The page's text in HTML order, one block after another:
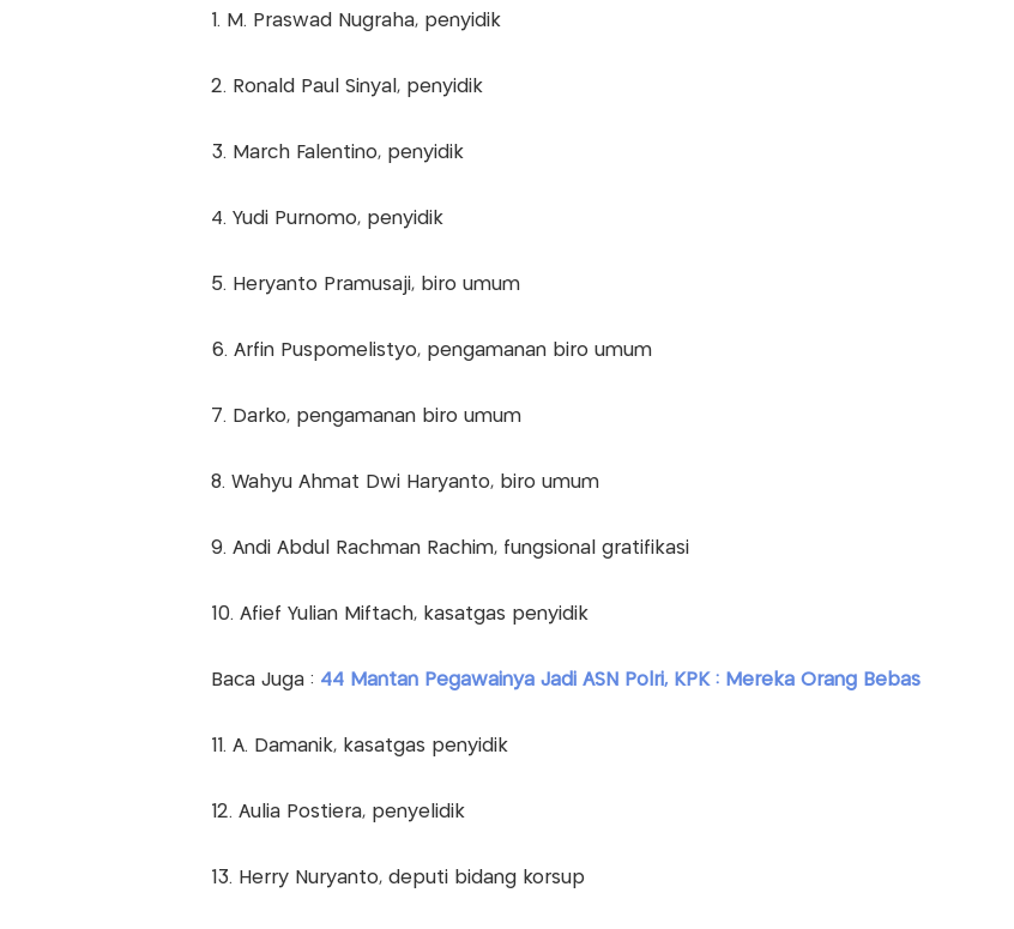
1. M. Praswad Nugraha, penyidik
2. Ronald Paul Sinyal, penyidik
3. March Falentino, penyidik
4. Yudi Purnomo, penyidik
5. Heryanto Pramusaji, biro umum
6. Arfin Puspomelistyo, pengamanan biro umum
7. Darko, pengamanan biro umum
8. Wahyu Ahmat Dwi Haryanto, biro umum
9. Andi Abdul Rachman Rachim, fungsional gratifikasi
10. Afief Yulian Miftach, kasatgas penyidik
Baca Juga : 44 Mantan Pegawainya Jadi ASN Polri, KPK : Mereka Orang Bebas
11. A. Damanik, kasatgas penyidik
12. Aulia Postiera, penyelidik
13. Herry Nuryanto, deputi bidang korsup